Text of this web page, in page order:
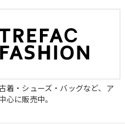
着・シューズ・バッグなど、ア
心に販売中。